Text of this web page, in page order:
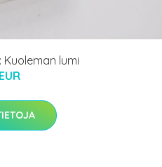
Kuoleman lumi